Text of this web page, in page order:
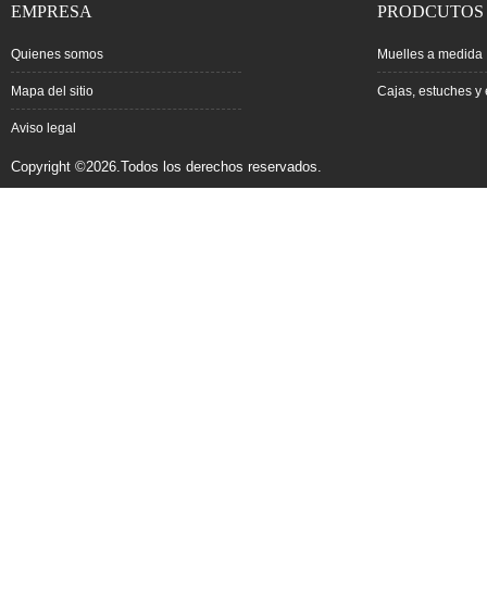
EMPRESA
Quienes somos
Mapa del sitio
Aviso legal
Copyright ©2026.Todos los derechos reservados.
PRODCUTOS
Muelles a medida
Cajas, estuches y